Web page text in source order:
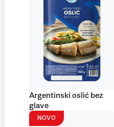
Argentinski oslić bez
glave
NOVO